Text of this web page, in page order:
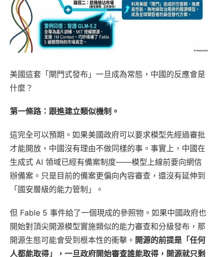
美國這套「閘門式發布」一旦成為常態，中國的反應會是
什麼？
第一條路：跟進建立類似機制。
這完全可以預期。如果美國政府可以要求模型先經過審批
才能開放，中國沒有理由不做同樣的事。事實上，中國在
生成式 AI 領域已經有備案制度——模型上線前要向網信
辦備案。只是目前的備案更偏向內容審查，還沒有延伸到
「國安層級的能力管制」。
但 Fable 5 事件給了一個現成的參照物。如果中國政府也
開始對頂尖開源模型實施類似的能力審查和分級發布，那
開源生態可能會受到根本性的衝擊。 開源的前提是「任何
人都能取得」，一旦政府開始審查誰能取得，開源就只剩